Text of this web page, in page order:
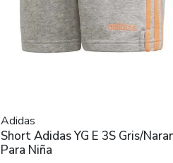
Adidas
Short Adidas YG E 3S Gris/
Para Niña